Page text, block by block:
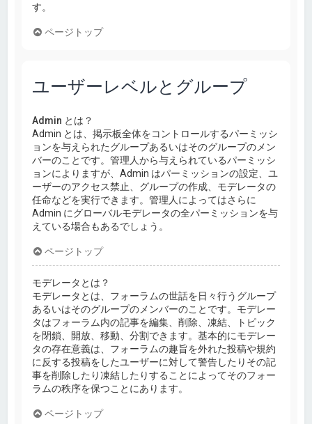
す。
ページトップ
ユーザーレベルとグループ
Admin とは？
Admin とは、掲示板全体をコントロールするパーミッシ
ョンを与えられたグループあるいはそのグループのメン
バーのことです。管理人から与えられているパーミッシ
ョンによりますが、Admin はパーミッションの設定、ユ
ーザーのアクセス禁止、グループの作成、モデレータの
任命などを実行できます。管理人によってはさらに
Admin にグローバルモデレータの全パーミッションを与
えている場合もあるでしょう。
ページトップ
モデレータとは？
モデレータとは、フォーラムの世話を日々行うグループ
あるいはそのグループのメンバーのことです。モデレー
タはフォーラム内の記事を編集、削除、凍結、トピック
を閉鎖、開放、移動、分割できます。基本的にモデレー
タの存在意義は、フォーラムの趣旨を外れた投稿や規約
に反する投稿をしたユーザーに対して警告したりその記
事を削除したり凍結したりすることによってそのフォー
ラムの秩序を保つことにあります。
ページトップ